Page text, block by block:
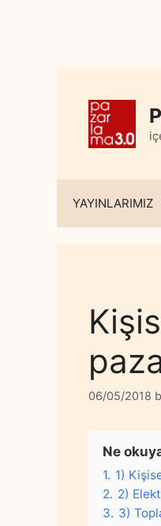
YAYINLARIMIZ
06/05/2018
Ne
1. 1)
2. 2)
3. 3)